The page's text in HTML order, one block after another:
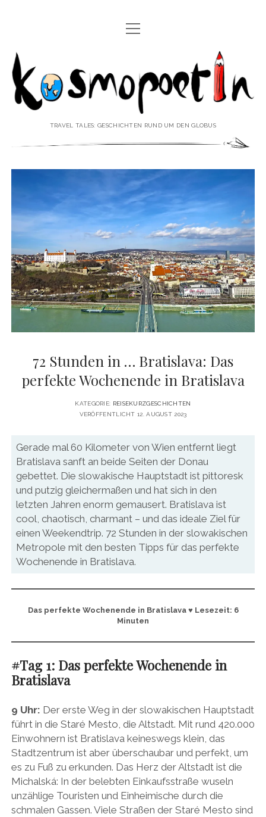
REISEREPORTAGEN
REISEPOESIE
REISEKOLUMNEN
REISEVIDEOS
♥ ÜBER DEN REISEBLOG Menü
öffnen
IMPRESSUM
DATENSCHUTZERKLÄRUNG
♥ ÜBER DIE AUTORIN Menü
öffnen
VITA
PRESSE & MEDIEN
MEDIADATEN
twitterfacebook
pinterestyoutubeinstagram
Menü
öffnen
Kosmopoetin
TRAVEL TALES: GESCHICHTEN RUND UM DEN GLOBUS
72 Stunden in … Bratislava: Das
perfekte Wochenende in Bratislava
KATEGORIE: REISEKURZGESCHICHTEN
VERÖFFENTLICHT 12. AUGUST 2023
Gerade mal 60 Kilometer von Wien entfernt liegt
Bratislava sanft an beide Seiten der Donau
gebettet. Die slowakische Hauptstadt ist pittoresk
und putzig gleichermaßen und hat sich in den
letzten Jahren enorm gemausert. Bratislava ist
cool, chaotisch, charmant – und das ideale Ziel für
einen Weekendtrip. 72 Stunden in der slowakischen
Metropole mit den besten Tipps für das perfekte
Wochenende in Bratislava.
Das perfekte Wochenende in Bratislava ♥ Lesezeit: 6
Minuten
#Tag 1: Das perfekte Wochenende in
Bratislava
9 Uhr: Der erste Weg in der slowakischen Hauptstadt
führt in die Staré Mesto, die Altstadt. Mit rund 420.000
Einwohnern ist Bratislava keineswegs klein, das
Stadtzentrum ist aber überschaubar und perfekt, um
es zu Fuß zu erkunden. Das Herz der Altstadt ist die
Michalská: In der belebten Einkaufsstraße wuseln
unzählige Touristen und Einheimische durch die
schmalen Gassen. Viele Straßen der Staré Mesto sind